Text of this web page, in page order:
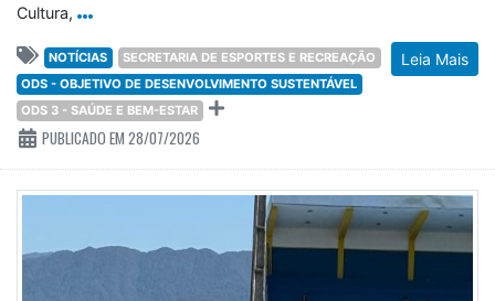
Cultura,
Leia Mais
NOTÍCIAS
SECRETARIA DE ESPORTES E RECREAÇÃO
ODS - OBJETIVO DE DESENVOLVIMENTO SUSTENTÁVEL
ODS 3 - SAÚDE E BEM-ESTAR
PUBLICADO EM 28/07/2026